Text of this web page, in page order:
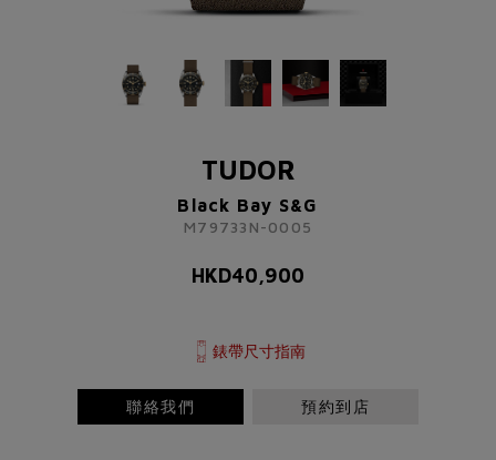
TUDOR
Black Bay S&G
M79733N-0005
HKD40,900
錶帶尺寸指南
聯絡我們 預約到店
TUDOR
Black Bay S&G
HKD40,900
+852 2192 3123
請完成以下表格